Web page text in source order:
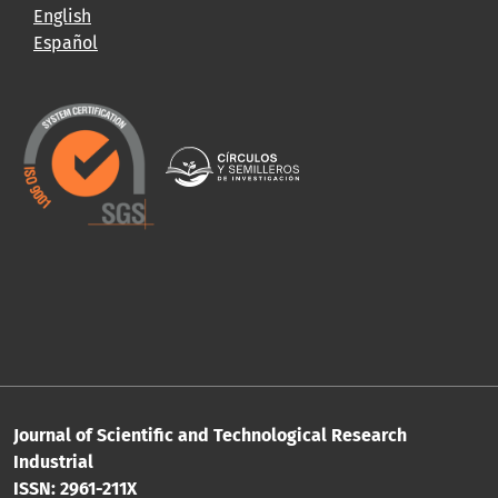
English
Español
Journal of Scientific and Technological Research
Industrial
ISSN: 2961-211X